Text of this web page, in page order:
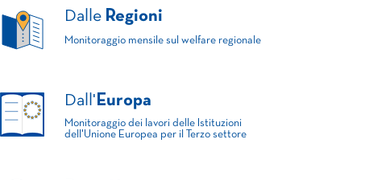
Dalle Regioni
Monitoraggio mensile sul welfare regionale
Dall' Europa
Monitoraggio dei lavori delle Istituzioni
dell'Unione Europea per il Terzo settore